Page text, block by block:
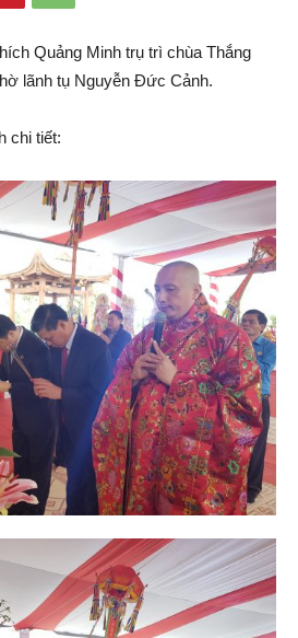
Tiên
–
Hải
Phòng
Quảng Minh trụ trì chùa Thắng
lãnh tụ Nguyễn Đức Cảnh.
chi tiết: